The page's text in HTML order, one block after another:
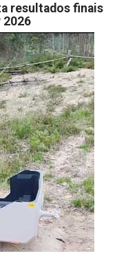
resultados finais
2026